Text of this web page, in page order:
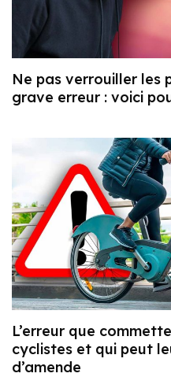
Ne pas verrouiller les
grave erreur : voici
L’erreur que
cyclistes et qui peut
d’amende